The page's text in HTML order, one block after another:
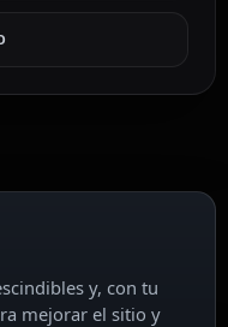
y, con tu
mejorar el sitio y